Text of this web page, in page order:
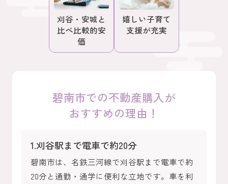
刈谷・安城と
比べ比較的安
価
嬉しい子育て
支援が充実
碧南市での不動産購入が
おすすめの理由！
1.刈谷駅まで電車で約20分
碧南市は、名鉄三河線で刈谷駅まで電車で約
20分と通勤・通学に便利な立地です。車を利